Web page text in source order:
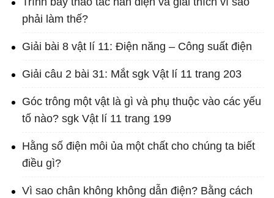
phải làm thế?
Giải bài 8 vật lí 11: Điện năng – Công suất điện
Giải câu 2 bài 31: Mắt sgk Vật lí 11 trang 203
Góc trông một vật là gì và phụ thuộc vào các yếu
tố nào? sgk Vật lí 11 trang 199
Hằng số điện môi ủa một chất cho chúng ta biết
điều gì?
Vì sao chân không không dẫn điện? Bằng cách